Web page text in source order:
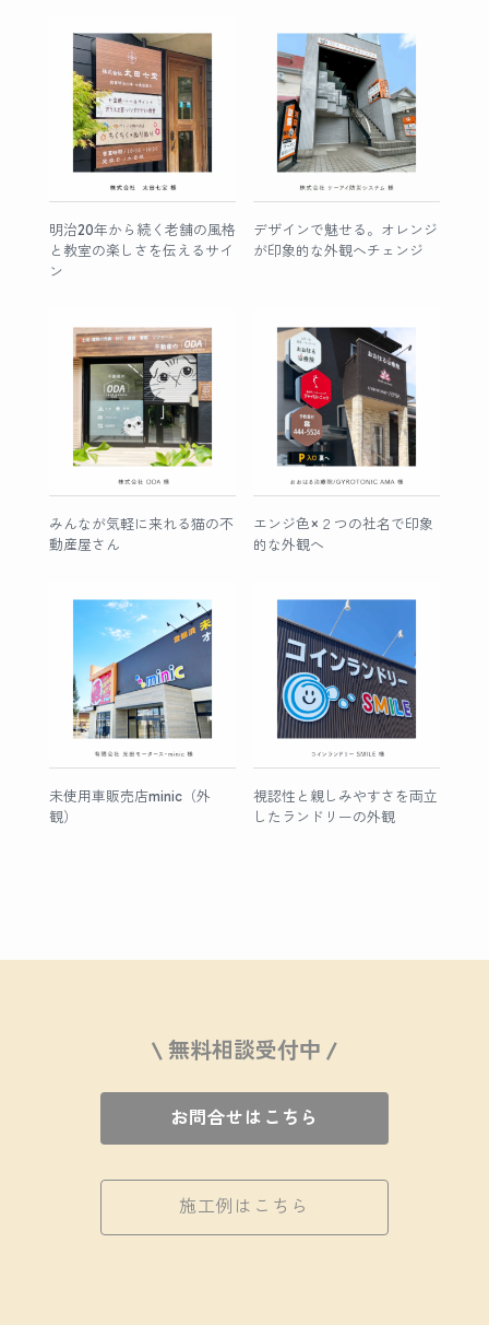
明治20年から続く老舗の風格
と教室の楽しさを伝えるサイ
ン
デザインで魅せる。オレンジ
が印象的な外観へチェンジ
みんなが気軽に来れる猫の不
動産屋さん
エンジ色×２つの社名で印象
的な外観へ
未使用車販売店minic（外
観）
視認性と親しみやすさを両立
したランドリーの外観
\ 無料相談受付中 /
お問合せはこちら
施工例はこちら